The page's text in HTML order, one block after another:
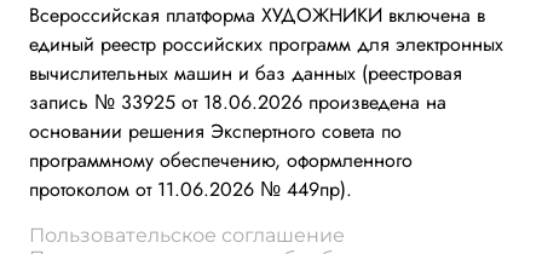
Всероссийская платформа ХУДОЖНИКИ включена в
единый реестр российских программ для электронных
вычислительных машин и баз данных (реестровая
запись № 33925 от 18.06.2026 произведена на
основании решения Экспертного совета по
программному обеспечению, оформленного
протоколом от 11.06.2026 № 449пр).
Пользовательское соглашение